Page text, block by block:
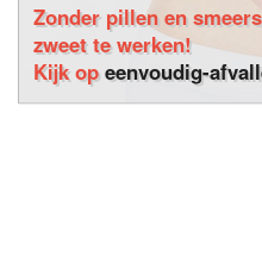
Zonder pillen en
zweet te werken!
Kijk opeenvoudig-